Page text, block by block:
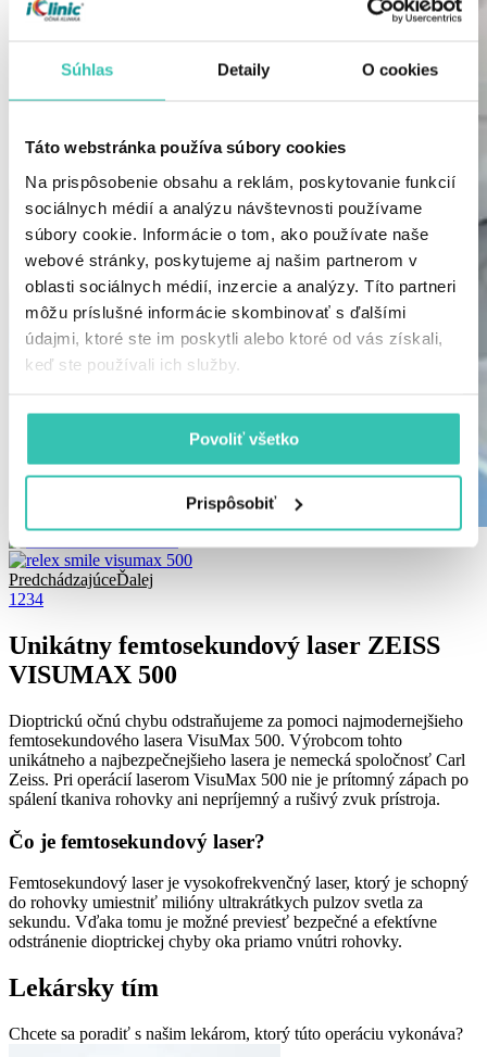
Súhlas Detaily O cookies
Táto webstránka používa súbory cookies
Na prispôsobenie obsahu a reklám, poskytovanie funkcií
sociálnych médií a analýzu návštevnosti používame
súbory cookie. Informácie o tom, ako používate naše
webové stránky, poskytujeme aj našim partnerom v
oblasti sociálnych médií, inzercie a analýzy. Títo partneri
môžu príslušné informácie skombinovať s ďalšími
údajmi, ktoré ste im poskytli alebo ktoré od vás získali,
keď ste používali ich služby.
Povoliť všetko
Prispôsobiť
PredchádzajúceĎalej
1 234
Unikátny femtosekundový laser ZEISS
VISUMAX 500
Dioptrickú očnú chybu odstraňujeme za pomoci najmodernejšieho
femtosekundového lasera VisuMax 500. Výrobcom tohto
unikátneho a najbezpečnejšieho lasera je nemecká spoločnosť Carl
Zeiss. Pri operácií laserom VisuMax 500 nie je prítomný zápach po
spálení tkaniva rohovky ani nepríjemný a rušivý zvuk prístroja.
Čo je femtosekundový laser?
Femtosekundový laser je vysokofrekvenčný laser, ktorý je schopný
do rohovky umiestniť milióny ultrakrátkych pulzov svetla za
sekundu. Vďaka tomu je možné previesť bezpečné a efektívne
odstránenie dioptrickej chyby oka priamo vnútri rohovky.
Lekársky tím
Chcete sa poradiť s našim lekárom, ktorý túto operáciu vykonáva?